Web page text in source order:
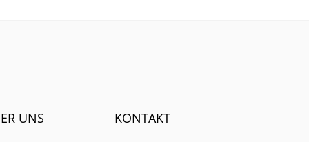
UNS KONTAKT